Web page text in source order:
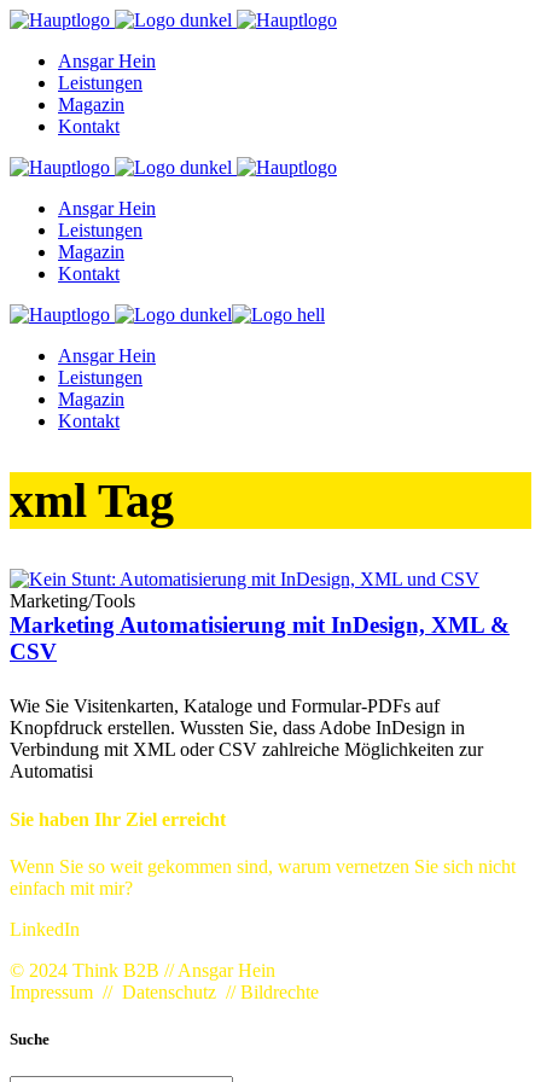
Ansgar Hein
Leistungen
Magazin
Kontakt
Ansgar Hein
Leistungen
Magazin
Kontakt
Ansgar Hein
Leistungen
Magazin
Kontakt
xml Tag
Marketing/Tools
Marketing Automatisierung mit InDesign, XML &
CSV
Wie Sie Visitenkarten, Kataloge und Formular-PDFs auf
Knopfdruck erstellen. Wussten Sie, dass Adobe InDesign in
Verbindung mit XML oder CSV zahlreiche Möglichkeiten zur
Automatisi
Sie haben Ihr Ziel erreicht
Wenn Sie so weit gekommen sind, warum vernetzen Sie sich nicht
einfach mit mir?
LinkedIn
© 2024 Think B2B // Ansgar Hein
Impressum // Datenschutz //Bildrechte
Suche